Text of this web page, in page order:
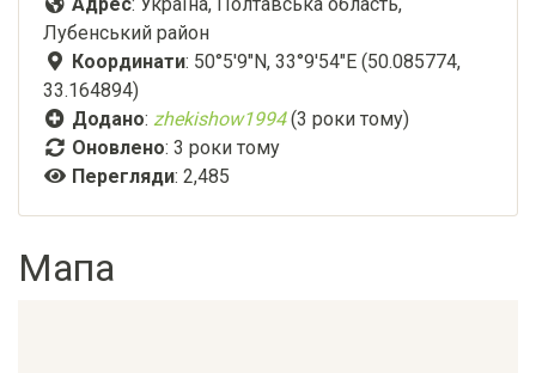
Лубенський район
Координати: 50°5'9"N, 33°9'54"E (50.085774,
33.164894)
Додано: zhekishow1994 (3 роки тому)
Оновлено: 3 роки тому
Перегляди: 2,485
Мапа